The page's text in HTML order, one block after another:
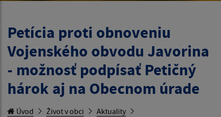
Petícia proti obnoveniu
Vojenského obvodu Javorina
- možnosť podpísať Petičný
hárok aj na Obecnom úrade
Úvod Život v obci
Aktuality